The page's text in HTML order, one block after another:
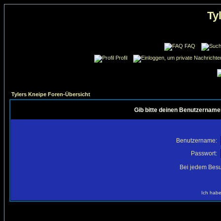
FAQ
Profil
Tylers Kneipe Foren-Übersicht
Gib bitte deinen
Benutzername:
Passwort:
Bei jedem
Ich